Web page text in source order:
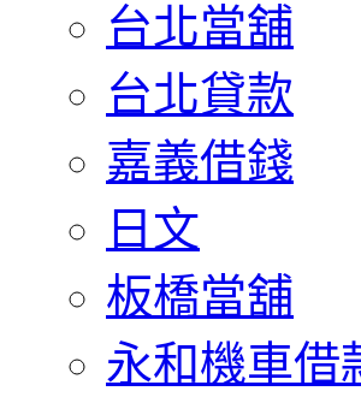
台北當舖
台北貸款
嘉義借錢
日文
板橋當舖
永和機車借